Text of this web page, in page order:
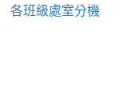
各班級處室分機